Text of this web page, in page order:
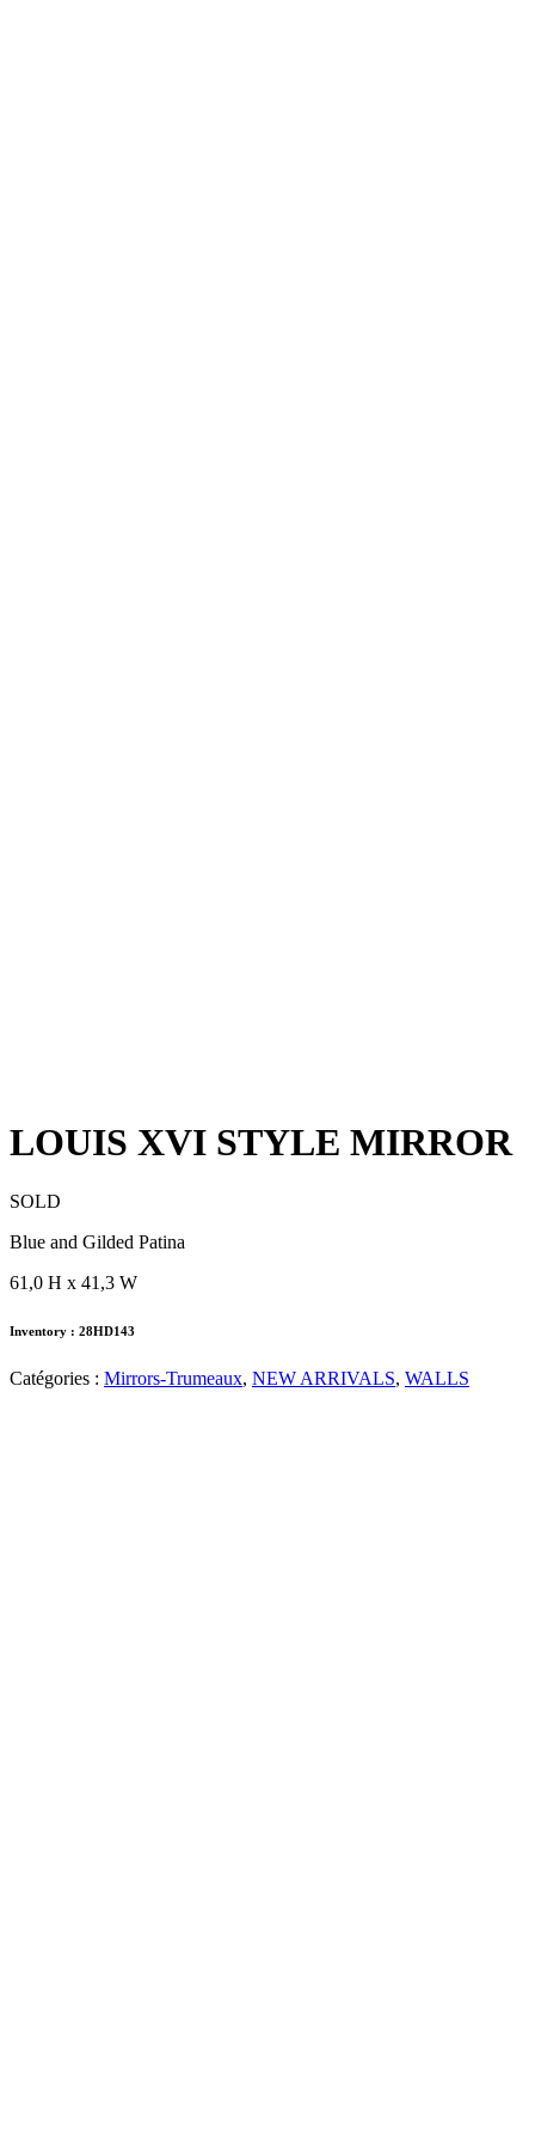
LOUIS XVI STYLE MIRROR
SOLD
Blue and Gilded Patina
61,0 H x 41,3 W
Inventory : 28HD143
Catégories : Mirrors-Trumeaux, NEW ARRIVALS, WALLS